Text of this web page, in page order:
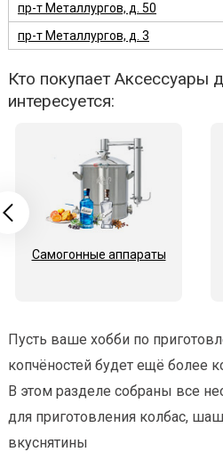
пр-т Металлургов, д. 50
пр-т Металлургов, д. 3
Кто покупает Аксессуары
интересуется:
Самогонные аппараты
Пусть ваше хобби по
копчёностей будет ещё
В этом разделе собраны все
для приготовления колбас,
вкуснятины